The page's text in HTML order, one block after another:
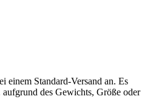
einem Standard-Versand an. Es
des Gewichts, Größe oder